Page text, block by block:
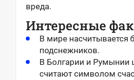
вреда.
Интересные
В мире насчитывается
подснежников.
В Болгарии и Румынии
считают символом